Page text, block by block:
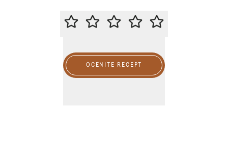
MOLIMO DA OCENITE OVAJ
OCENITE RECEPT